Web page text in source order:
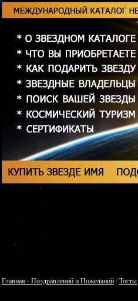
Главная - Поздравлений и Пожеланий /Тосты